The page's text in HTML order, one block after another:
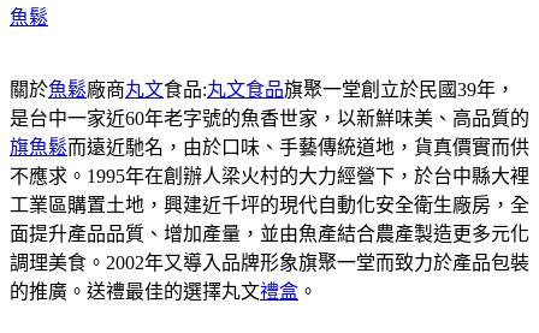
魚鬆
關於魚鬆廠商丸文食品:丸文食品旗聚一堂創立於民國39年，
是台中一家近60年老字號的魚香世家，以新鮮味美、高品質的
旗魚鬆而遠近馳名，由於口味、手藝傳統道地，貨真價實而供
不應求。1995年在創辦人梁火村的大力經營下，於台中縣大裡
工業區購置土地，興建近千坪的現代自動化安全衛生廠房，全
面提升產品品質、增加產量，並由魚產結合農產製造更多元化
調理美食。2002年又導入品牌形象旗聚一堂而致力於產品包裝
的推廣。送禮最佳的選擇丸文禮盒 。